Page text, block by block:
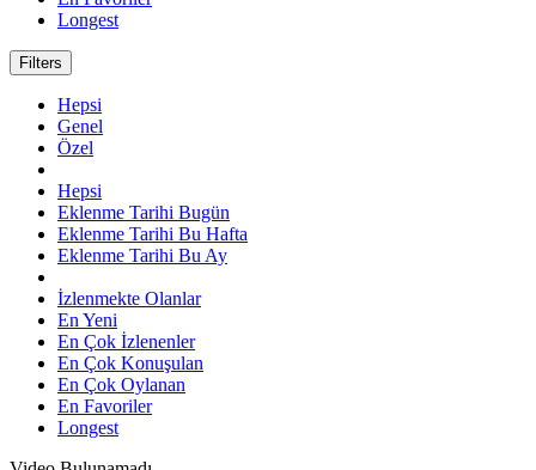
Longest
Filters
Hepsi
Genel
Özel
Hepsi
Eklenme Tarihi Bugün
Eklenme Tarihi Bu Hafta
Eklenme Tarihi Bu Ay
İzlenmekte Olanlar
En Yeni
En Çok İzlenenler
En Çok Konuşulan
En Çok Oylanan
En Favoriler
Longest